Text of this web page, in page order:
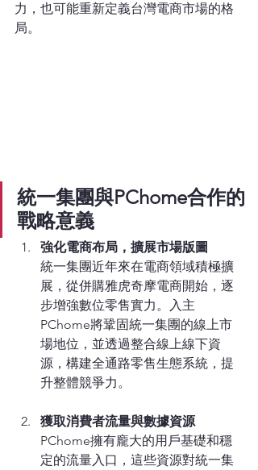
力，也可能重新定義台灣電商市場的格
局。
統一集團與PChome合作的
戰略意義
強化電商布局，擴展市場版圖
統一集團近年來在電商領域積極擴
展，從併購雅虎奇摩電商開始，逐
步增強數位零售實力。入主
PChome將鞏固統一集團的線上市
場地位，並透過整合線上線下資
源，構建全通路零售生態系統，提
升整體競爭力。
獲取消費者流量與數據資源
PChome擁有龐大的用戶基礎和穩
定的流量入口，這些資源對統一集